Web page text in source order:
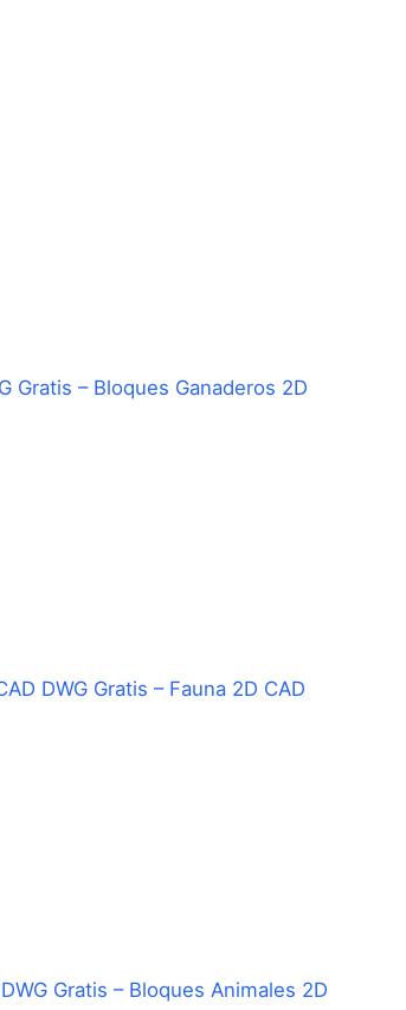
Gratis – Bloques Ganaderos 2D
DWG Gratis – Fauna 2D CAD
Gratis – Bloques Animales 2D